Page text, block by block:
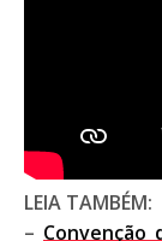
LEIA TAMBÉM:
– Convenção